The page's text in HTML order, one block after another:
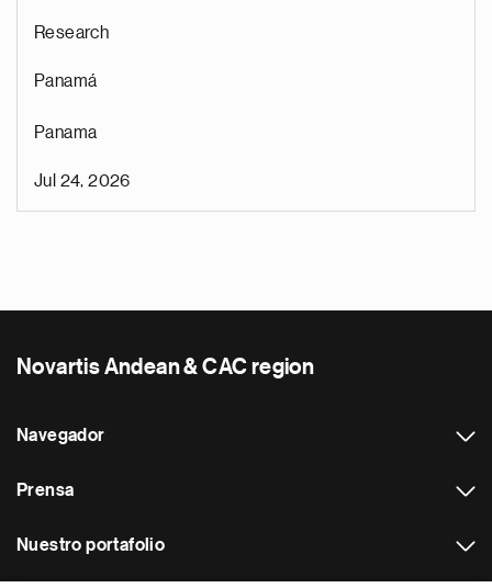
Research
Panamá
Panama
Jul 24, 2026
Novartis Andean & CAC region
Navegador
Prensa
Nuestro portafolio